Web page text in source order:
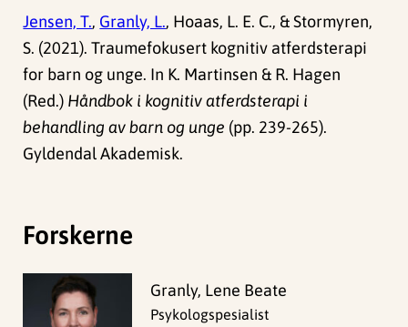
Jensen, T., Granly, L., Hoaas, L. E. C., & Stormyren,
S. (2021). Traumefokusert kognitiv atferdsterapi
for barn og unge. In K. Martinsen & R. Hagen
(Red.) Håndbok i kognitiv atferdsterapi i
behandling av barn og unge (pp. 239-265).
Gyldendal Akademisk.
Forskerne
Granly, Lene Beate
Psykologspesialist